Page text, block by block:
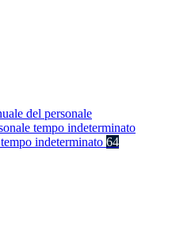
del personale
tempo indeterminato
indeterminato 64